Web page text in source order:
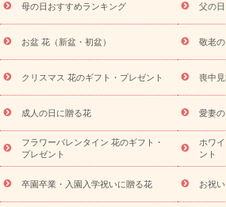
供え・お悔やみ商品一覧
お供え・お悔
降に贈る花
通夜・葬儀に贈る花
お供
お供え プリザーブドフラワー
ペットの
盆・初盆）
その他 お祝い返し お見
ビジネス用
ご自宅用 観葉植物 ミ
ドフラワー
スタイルから探す アレ
ンド花
お祝い お供え・お悔やみ 胡
ディ胡蝶蘭・お祝い
ミディ胡蝶蘭・お供
観葉植物
観葉植物 産直多肉植物
お祝い
お供え・お悔やみ 花とセット
プチギフト（hanamore -ハナモア-）
花
キューピットのeGfit
カラー ピンク
母の日おすすめランキング 父の
お盆 花（新盆・初盆） 敬老
クリスマス 花のギフト・プレゼント 喪中
成人の日に贈る花 愛妻
フラワーバレンタイン 花のギフト・
プレゼント
ホワ
ント
卒園卒業・入園入学祝いに贈る花 お祝